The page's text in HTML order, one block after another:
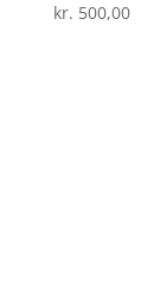
Vurderet
4
kr. 500,00